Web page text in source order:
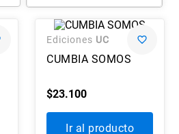
Ediciones UC
CUMBIA SOMOS
$23.100
Ir al producto